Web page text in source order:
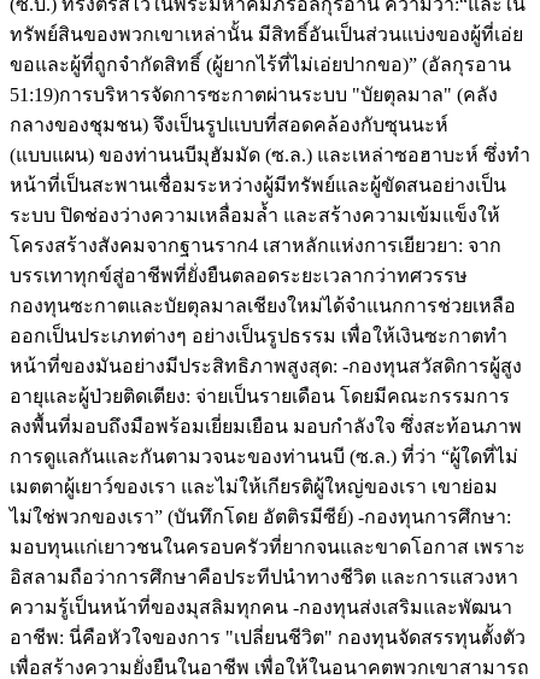
ทรัพย์สินของพวกเขาเหล่านั้น มีสิทธิ์อันเป็นส่วนแบ่งของผู้ที่เอ่ย
ขอและผู้ที่ถูกจำกัดสิทธิ์ (ผู้ยากไร้ที่ไม่เอ่ยปากขอ)” (อัลกุรอาน
51:19) ​การบริหารจัดการซะกาตผ่านระบบ "บัยตุลมาล" (คลัง
กลางของชุมชน) จึงเป็นรูปแบบที่สอดคล้องกับซุนนะห์
(แบบแผน) ของท่านนบีมุฮัมมัด (ซ.ล.) และเหล่าซอฮาบะห์ ซึ่งทำ
หน้าที่เป็นสะพานเชื่อมระหว่างผู้มีทรัพย์และผู้ขัดสนอย่างเป็น
ระบบ ปิดช่องว่างความเหลื่อมล้ำ และสร้างความเข้มแข็งให้
โครงสร้างสังคมจากฐานราก ​4 เสาหลักแห่งการเยียวยา: จาก
บรรเทาทุกข์สู่อาชีพที่ยั่งยืน ​ตลอดระยะเวลากว่าทศวรรษ
กองทุนซะกาตและบัยตุลมาลเชียงใหม่ได้จำแนกการช่วยเหลือ
ออกเป็นประเภทต่างๆ อย่างเป็นรูปธรรม เพื่อให้เงินซะกาตทำ
หน้าที่ของมันอย่างมีประสิทธิภาพสูงสุด: -​กองทุนสวัสดิการผู้สูง
อายุและผู้ป่วยติดเตียง: จ่ายเป็นรายเดือน โดยมีคณะกรรมการ
ลงพื้นที่มอบถึงมือพร้อมเยี่ยมเยือน มอบกำลังใจ ซึ่งสะท้อนภาพ
การดูแลกันและกันตามวจนะของท่านนบี (ซ.ล.) ที่ว่า “ผู้ใดที่ไม่
เมตตาผู้เยาว์ของเรา และไม่ให้เกียรติผู้ใหญ่ของเรา เขาย่อม
ไม่ใช่พวกของเรา” (บันทึกโดย อัตติรมีซีย์) -​กองทุนการศึกษา:
มอบทุนแก่เยาวชนในครอบครัวที่ยากจนและขาดโอกาส เพราะ
อิสลามถือว่าการศึกษาคือประทีปนำทางชีวิต และการแสวงหา
ความรู้เป็นหน้าที่ของมุสลิมทุกคน -​กองทุนส่งเสริมและพัฒนา
อาชีพ: นี่คือหัวใจของการ "เปลี่ยนชีวิต" กองทุนจัดสรรทุนตั้งตัว
เพื่อสร้างความยั่งยืนในอาชีพ เพื่อให้ในอนาคตพวกเขาสามารถ